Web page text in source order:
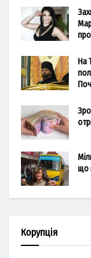
На
що
Корупція